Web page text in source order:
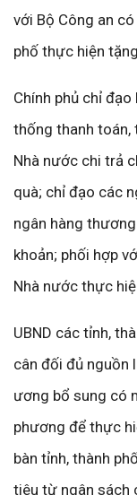
với Bộ Công an
phố thực hiện
Chính phủ chỉ
thống thanh toán,
Nhà nước chi trả
quà; chỉ đạo các
ngân hàng
khoản; phối hợp
Nhà nước thực
UBND các tỉnh,
cân đối đủ nguồn
ương bổ sung có
phương để thực
bàn tỉnh, thành
tiêu từ ngân sách